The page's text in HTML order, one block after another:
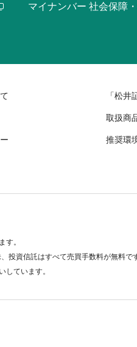
マイナンバー 社会保障
「松
取扱商
推奨環
す。
投資信託はすべて売買手数料が無料で
しています。